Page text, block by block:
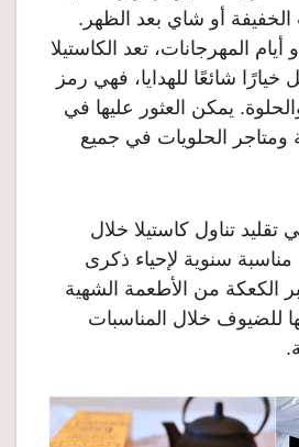
الخفيفة أو شاي بعد الظهر.
أيام المهرجانات، تعد الكاستيلا
شائعًا للهدايا، فهي رمز
يمكن العثور عليها في
ومتاجر الحلويات في جميع
تقليد تناول كاستيلا خلال
سنوية لإحياء ذكرى
الكعكة من الأطعمة الشهية
للضيوف خلال المناسبات